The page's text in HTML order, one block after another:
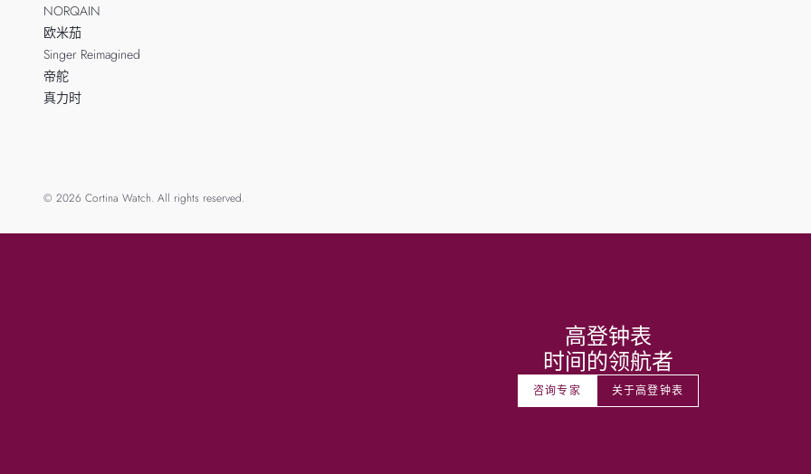
NORQAIN
欧米茄
Singer Reimagined
帝舵
真力时
© 2026 Cortina Watch. All rights reserved.
高登钟表
时间的领航者
咨询专家 关于高登钟表